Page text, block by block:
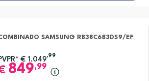
SAMSUNG RB38C6B3DS9/EF
€ 1.049
,99
849,99